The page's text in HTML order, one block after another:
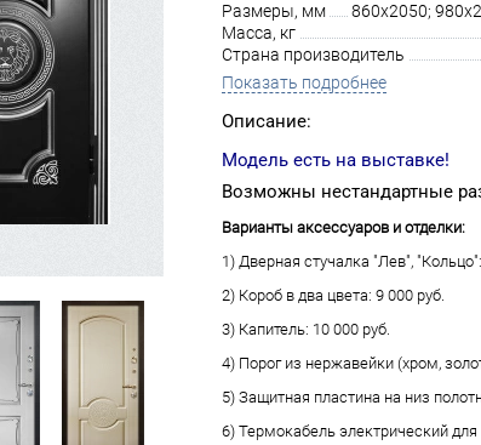
Размеры, мм
860х2050;
Масса, кг
Страна производитель
Показать подробнее
Описание:
Модель есть на выставке!
Возможны нестандартные
Варианты аксессуаров и отделки:
1) Дверная стучалка "Лев",
2) Короб в два цвета: 9 000 руб.
3) Капитель: 10 000 руб.
4) Порог из нержавейки (хром,
5) Защитная пластина на низ
6) Термокабель электрический для